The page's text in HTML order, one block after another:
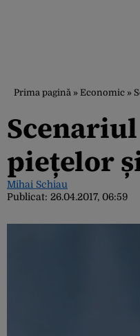
Prima pagină » Economic »
piețelor
Mihai Schiau
Publicat: 26.04.2017, 06:59